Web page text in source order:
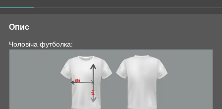
Опис
Чоловіча футболка: